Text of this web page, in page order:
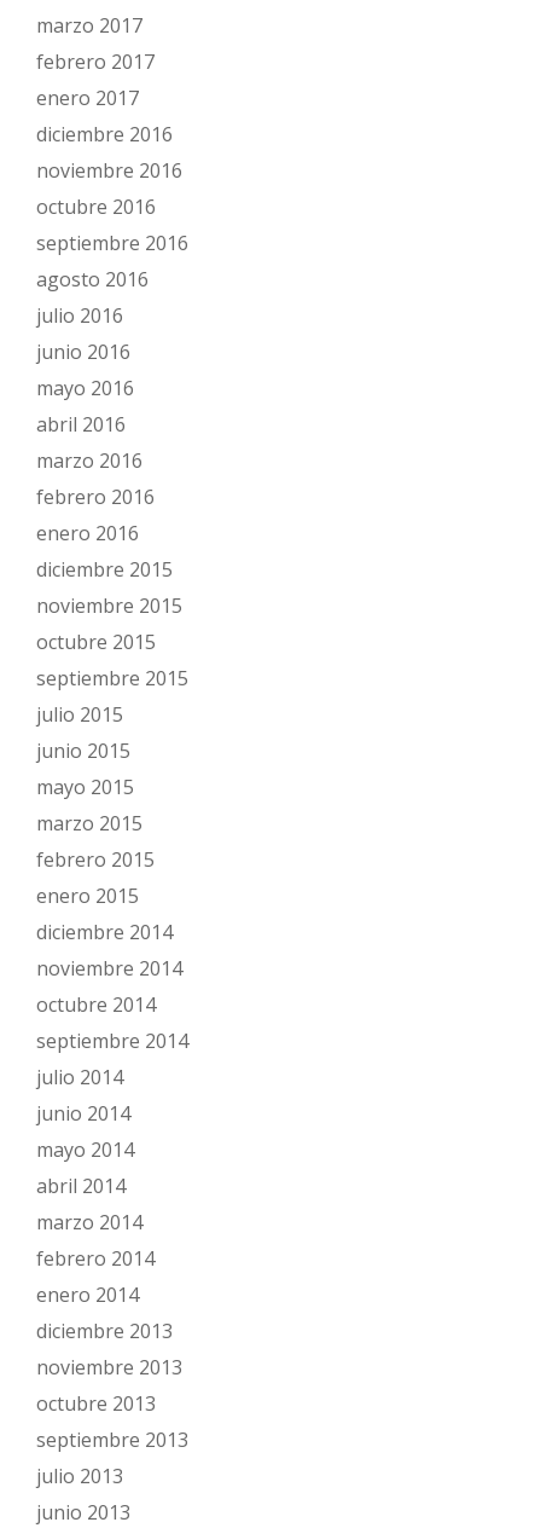
marzo 2017
febrero 2017
enero 2017
diciembre 2016
noviembre 2016
octubre 2016
septiembre 2016
agosto 2016
julio 2016
junio 2016
mayo 2016
abril 2016
marzo 2016
febrero 2016
enero 2016
diciembre 2015
noviembre 2015
octubre 2015
septiembre 2015
julio 2015
junio 2015
mayo 2015
marzo 2015
febrero 2015
enero 2015
diciembre 2014
noviembre 2014
octubre 2014
septiembre 2014
julio 2014
junio 2014
mayo 2014
abril 2014
marzo 2014
febrero 2014
enero 2014
diciembre 2013
noviembre 2013
octubre 2013
septiembre 2013
julio 2013
junio 2013